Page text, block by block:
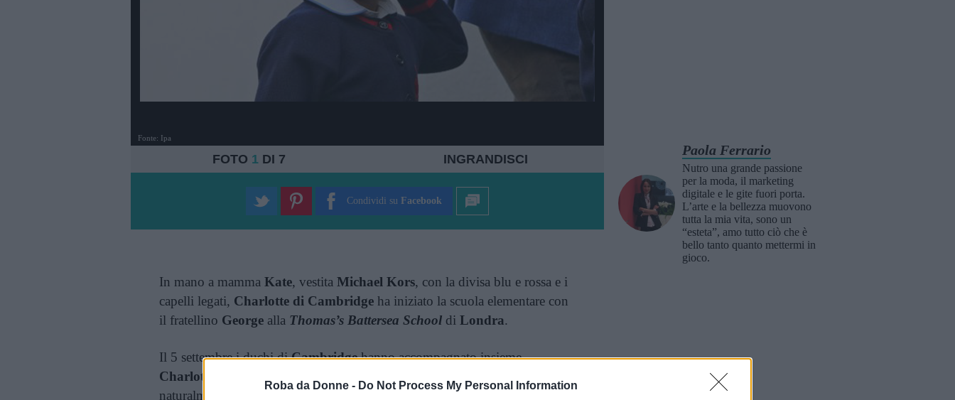
Roba da Donne - Do Not Process My Personal Information
Fonte: Ipa
FOTO 1 DI 7 INGRANDISCI
Condividi su Facebook
In mano a mamma Kate, vestita Michael Kors, con la divisa blu e rossa e i
capelli legati, Charlotte di Cambridge ha iniziato la scuola elementare con
il fratellino George alla Thomas’s Battersea School di Londra.
Il 5 settembre i duchi diCambridgehanno accompagnato insieme
Charlotte
naturalmente, è apparsa un poco intimidita ma poi quando ha conosciuto la
Paola Ferrario
Nutro una grande passione
per la moda, il marketing
digitale e le gite fuori porta.
L’arte e la bellezza muovono
tutta la mia vita, sono un
“esteta”, amo tutto ciò che è
bello tanto quanto mettermi in
gioco.